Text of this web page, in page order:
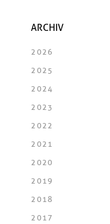
ARCHIV
2026
2025
2024
2023
2022
2021
2020
2019
2018
2017